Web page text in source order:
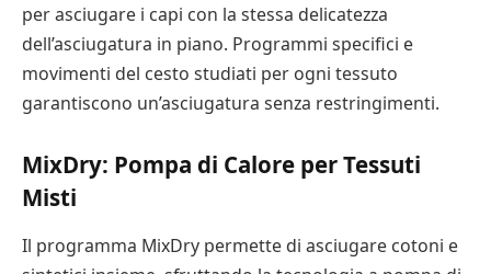
per asciugare i capi con la stessa delicatezza
dell’asciugatura in piano. Programmi specifici e
movimenti del cesto studiati per ogni tessuto
garantiscono un’asciugatura senza restringimenti.
MixDry: Pompa di Calore per Tessuti
Misti
Il programma MixDry permette di asciugare cotoni e